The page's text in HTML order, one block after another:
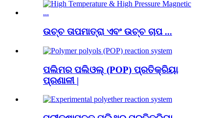
ଉଚ୍ଚ ତାପମାତ୍ରା ଏବଂ ଉଚ୍ଚ ଚାପ ...
ପଲିମର ପଲିଓଲ୍ (POP) ପ୍ରତିକ୍ରିୟା
ପ୍ରଣାଳୀ |